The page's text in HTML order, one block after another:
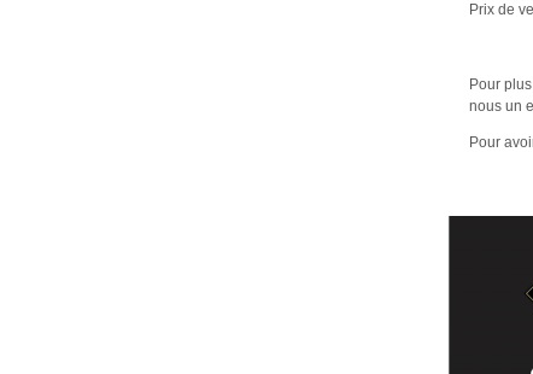
Prix de
Pour
nous un
Pour